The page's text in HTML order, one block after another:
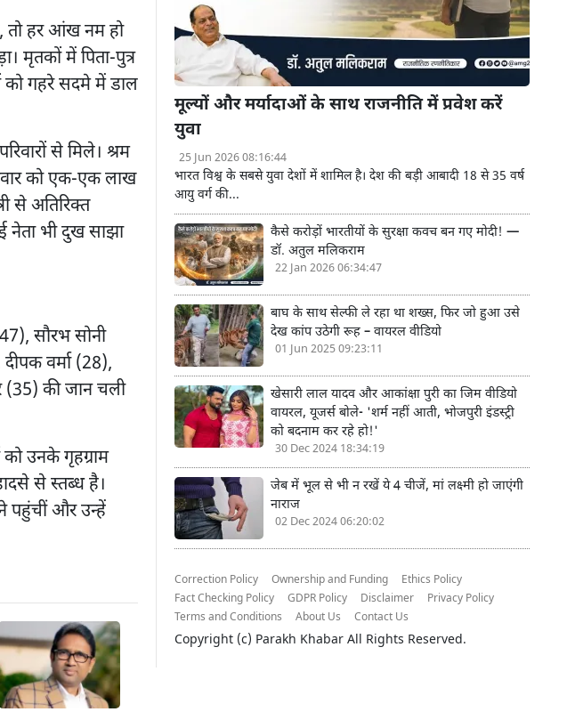
तो हर आंख नम हो
मृतकों में पिता-पुत्र
को गहरे सदमे में डाल
से मिले। श्रम
को एक-एक लाख
से अतिरिक्त
नेता भी दुख साझा
सौरभ सोनी
वर्मा (28),
(35) की जान चली
उनके गृहग्राम
से स्तब्ध है।
पहुंचीं और उन्हें
मूल्यों और मर्यादाओं के साथ राजनीति में प्रवेश करें
युवा
25 Jun 2026 08:16:44
भारत विश्व के सबसे युवा देशों में शामिल है। देश की बड़ी आबादी 18 से 35 वर्ष
आयु वर्ग की...
कैसे करोड़ों भारतीयों के सुरक्षा कवच बन गए मोदी! —
डॉ. अतुल मलिकराम
22 Jan 2026 06:34:47
बाघ के साथ सेल्फी ले रहा था शख्स, फिर जो हुआ उसे
देख कांप उठेगी रूह – वायरल वीडियो
01 Jun 2025 09:23:11
खेसारी लाल यादव और आकांक्षा पुरी का जिम वीडियो
वायरल, यूजर्स बोले- 'शर्म नहीं आती, भोजपुरी इंडस्ट्री
को बदनाम कर रहे हो!'
30 Dec 2024 18:34:19
जेब में भूल से भी न रखें ये 4 चीजें, मां लक्ष्मी हो जाएंगी
नाराज
02 Dec 2024 06:20:02
Correction Policy Ownership and Funding
Ethics Policy
Fact Checking Policy
GDPR Policy Disclaimer
Privacy Policy
Terms and Conditions
About Us Contact Us
Copyright (c) Parakh Khabar All Rights Reserved.